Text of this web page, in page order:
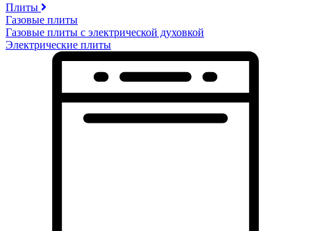
Плиты
Газовые плиты
Газовые плиты с электрической духовкой
Электрические плиты